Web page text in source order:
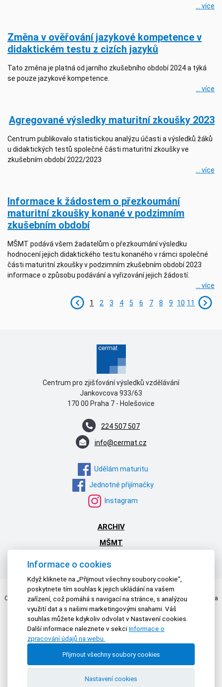
... více
Změna v ověřování jazykové kompetence v
didaktickém testu z cizích jazyků
Tato změna je platná od jarního zkušebního období 2024 a týká
se pouze jazykové kompetence.
... více
Agregované výsledky maturitní zkoušky 2023
Centrum publikovalo statistickou analýzu účasti a výsledků žáků
u didaktických testů společné části maturitní zkoušky ve
zkušebním období 2022/2023
... více
Informace k žádostem o přezkoumání
maturitní zkoušky konané v podzimním
zkušebním období
MŠMT podává všem žadatelům o přezkoumání výsledku
hodnocení jejich didaktického testu konaného v rámci společné
části maturitní zkoušky v podzimním zkušebním období 2023
informace o způsobu podávání a vyřizování jejich žádostí.
... více
1 2 3 4 5 6 7 8 9 10 11
Centrum pro zjišťování výsledků vzdělávání
Jankovcova 933/63
170 00 Praha 7 - Holešovice
224 507 507
info@cermat.cz
Udělám maturitu
Jednotné přijímačky
Instagram
ARCHIV
MŠMT
Centrum pro zjišťování výsledků vzdělávání | © 2026 Všechna práva vyhrazena
Textová verze|Mapa stránek|Prohlášení o přístupnosti
Informace o cookies
Když kliknete na „Přijmout všechny soubory cookie“,
poskytnete tím souhlas k jejich ukládání na vašem
zařízení, což pomáhá s navigací na stránce, s analýzou
využití dat a s našimi marketingovými snahami. Váš
souhlas můžete kdykoliv odvolat v Nastavení cookies.
Další informace naleznete v sekciInformace o
zpracování údajů na webu.
Přijmout všechny soubory cookies
Nastavení cookies